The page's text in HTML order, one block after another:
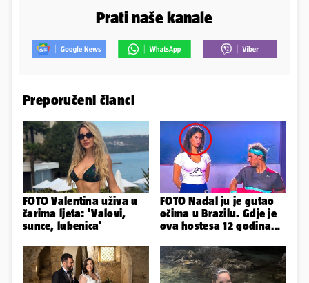
Prati naše kanale
Preporučeni članci
FOTO Valentina uživa u
čarima ljeta: 'Valovi,
sunce, lubenica'
FOTO Nadal ju je gutao
očima u Brazilu. Gdje je
ova hostesa 12 godina